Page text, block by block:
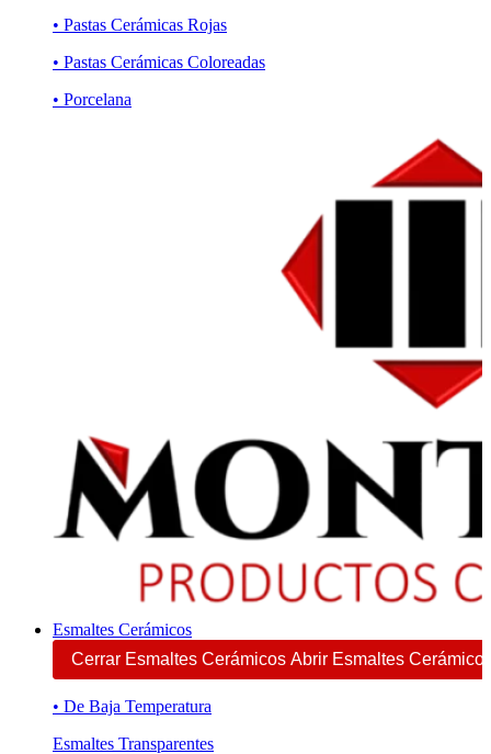
• Pastas Cerámicas Rojas
• Pastas Cerámicas Coloreadas
• Porcelana
Esmaltes Cerámicos
Cerrar Esmaltes Cerámicos Abrir Esmaltes
• De Baja Temperatura
Esmaltes Transparentes